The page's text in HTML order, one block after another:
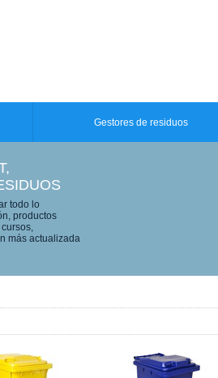
Gestores de residuos
todo lo
productos
más actualizada